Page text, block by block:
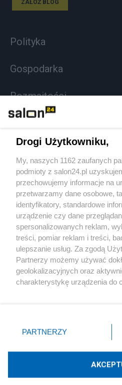
ZAŁÓŻ BLOG
Polityka
Gospodarka
Rozmaitości
Sport
Społeczeństwo
Kultura
X Facebook
Technologię
Drogi Użytkowniku,
My, naszych 1162 zaufanych
podmioty z salon24.pl
przechowujemy informacje na
przetwarzamy dane osobowe,
identyfikatory, standardowe
urządzenie czy dane
spersonalizowanych reklam,
treści, pomiar reklam i treści,
ulepszanie usług. Za zgodą
Partnerzy możemy używać
geolokalizacyjnych oraz
charakterystykę urządzenia do
zmienić/wycofać klikając
znajdujący się w lewym dolnym
rodzaje przetwarzania danych
użytkownika, ale masz prawo
przetwarzaniu. Preferencje
PARTNERZY